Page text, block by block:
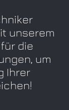
unserem
die
um
Ihrer